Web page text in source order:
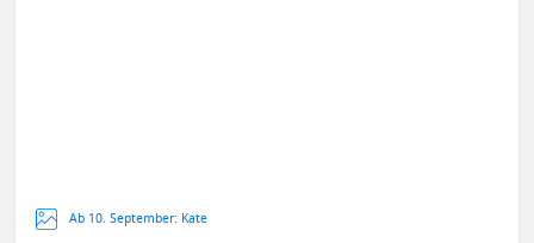
Ab 10. September: Kate